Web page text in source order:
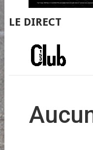
LE DIRECT